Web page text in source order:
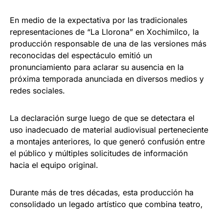
En medio de la expectativa por las tradicionales
representaciones de “La Llorona” en Xochimilco, la
producción responsable de una de las versiones más
reconocidas del espectáculo emitió un
pronunciamiento para aclarar su ausencia en la
próxima temporada anunciada en diversos medios y
redes sociales.
La declaración surge luego de que se detectara el
uso inadecuado de material audiovisual perteneciente
a montajes anteriores, lo que generó confusión entre
el público y múltiples solicitudes de información
hacia el equipo original.
Durante más de tres décadas, esta producción ha
consolidado un legado artístico que combina teatro,